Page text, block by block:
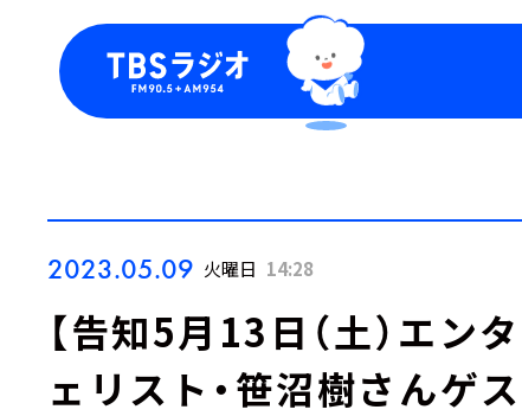
2023.05.09 火曜日 14:28
【告知5月13日（土）エ
ェリスト・笹沼樹さんゲ